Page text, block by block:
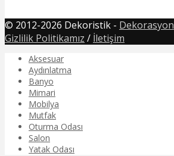
© 2012-2026 Dekoristik - Dekorasyon
Gizlilik Politikamız / İletişim
Aksesuar
Aydınlatma
Banyo
Mimari
Mobilya
Mutfak
Oturma Odası
Salon
Yatak Odası